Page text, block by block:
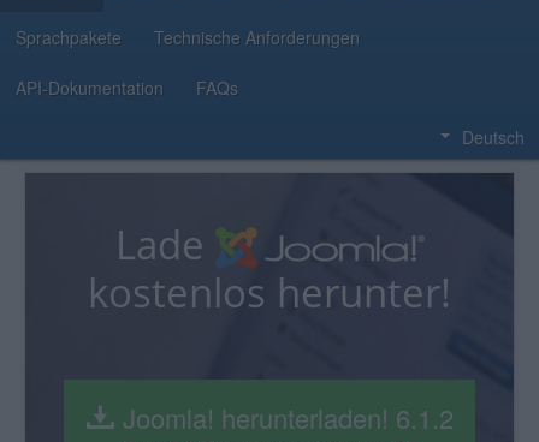
Sprachpakete Technische Anforderungen
API-Dokumentation FAQs
Deutsch
Lade
kostenlos herunter!
Joomla! herunterladen! 6.1.2